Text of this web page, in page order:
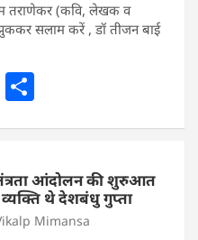
तराणेकर (कवि, लेखक व
सलाम करें , डॉ तीजन बाई
E
eआंदोलन की शुरुआत
थे देशबंधु गुप्ता
Mimansa